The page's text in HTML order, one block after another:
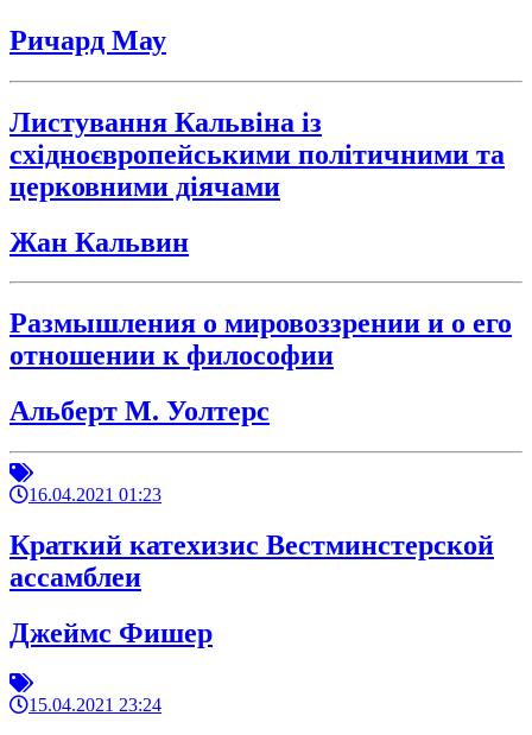
Ричард Мау
Листування Кальвіна із
східноєвропейськими політичними та
церковними діячами
Жан Кальвин
Размышления о мировоззрении и о его
отношении к философии
Альберт М. Уолтерс
16.04.2021 01:23
Краткий катехизис Вестминстерской
ассамблеи
Джеймс Фишер
15.04.2021 23:24